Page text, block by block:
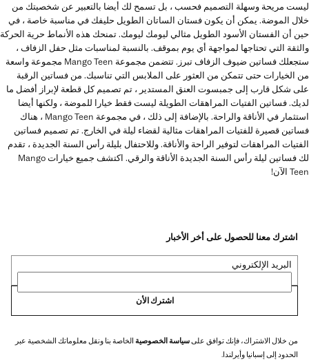
ليست مريحة وسهلة التصميم فحسب ، بل تسمح لك أيضا بالتعبير عن شخصيتك من
خلال الموضة. يمكن أن يكون فستان الساتان الطويل حليفك في مناسبة خاصة ، في
حين أن الفستان الأسود الطويل مثالي ليومك ليومك. تمنحك هذه الأنماط حرية الحركة
والثقة التي تحتاجها لمواجهة أي يوم بموقف. بالنسبة لمناسبات مثل حفل الزفاف ،
ستجعلك فساتين ضيوف الزفاف تبرز. تتضمن مجموعة Mango Teen مجموعة واسعة
من الخيارات حتى تتمكن من العثور على الملابس التي تناسبك. من فساتين الرقبة
على شكل قارب إلى جمبسوت العنق المستدير ، تم تصميم كل قطعة لإبراز أفضل ما
لديك. فساتين الفتيات المراهقات الطويلة ليست فقط خيارا للموضة ، ولكنها أيضا
استثمار في الأناقة والراحة. بالإضافة إلى ذلك ، في مجموعة Mango Teen ، هناك
فساتين قصيرة للفتيات المراهقات مثالية لقضاء ليلة في الخارج. تم تصميم فساتين
الفتيات المراهقات لتوفير الراحة والأناقة. وللاحتفال بليلة رأس السنة الجديدة ، تقدم
لك فساتين ليلة رأس السنة الجديدة الأناقة والرقي. اكتشف جميع خيارات Mango
Teen الآن!
اشترك معنا للحصول على أخر الأخبار
البريد الإلكتروني
اشترك الأن
من خلال الاشتراك، فإنك توافق علىسياسة الخصوصية الخاصة بنا ونقل معلوماتك الشخصية عبر
الحدود إلى إسبانيا وأيرلندا.